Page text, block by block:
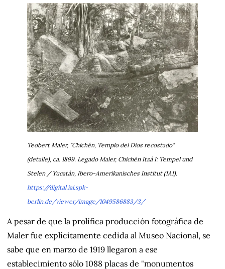
Teobert Maler, "Chichén, Templo del Dios recostado"
(detalle), ca. 1899. Legado Maler, Chichén Itzá I: Tempel und
Stelen / Yucatán, Ibero-Amerikanisches Institut (IAI).
https://digital.iai.spk-
berlin.de/viewer/image/1049586883/3/
A pesar de que la prolífica producción fotográfica de
Maler fue explícitamente cedida al Museo Nacional, se
sabe que en marzo de 1919 llegaron a ese
establecimiento sólo 1088 placas de "monumentos